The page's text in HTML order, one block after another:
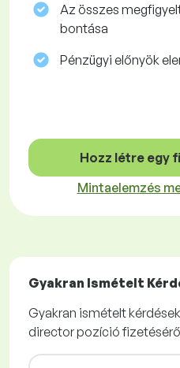
Az összes
bontása
Pénzügyi előnyök
Hozz létre egy
Mintaelemzés
Gyakran Ismételt
Gyakran ismételt
director pozíció